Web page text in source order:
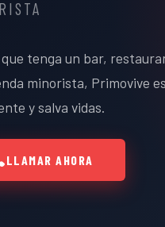
que tenga un bar,
minorista, Primovive
y salva vidas.
LLAMAR AHORA